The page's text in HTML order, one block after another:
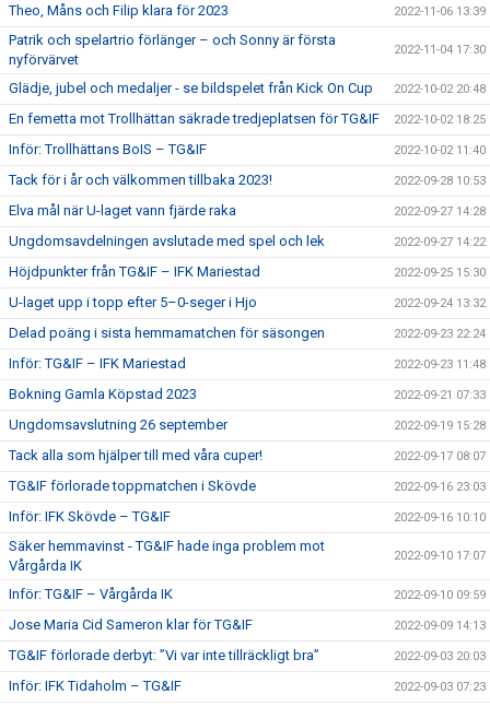
Theo, Måns och Filip klara för 2023 2022-11-06 13:39
Patrik och spelartrio förlänger – och Sonny är första
nyförvärvet
2022-11-04 17:30
Glädje, jubel och medaljer - se bildspelet från Kick On Cup 2022-10-02 20:48
En femetta mot Trollhättan säkrade tredjeplatsen för TG&IF 2022-10-02 18:25
Inför: Trollhättans BoIS – TG&IF 2022-10-02 11:40
Tack för i år och välkommen tillbaka 2023! 2022-09-28 10:53
Elva mål när U-laget vann fjärde raka 2022-09-27 14:28
Ungdomsavdelningen avslutade med spel och lek 2022-09-27 14:22
Höjdpunkter från TG&IF – IFK Mariestad 2022-09-25 15:30
U-laget upp i topp efter 5–0-seger i Hjo 2022-09-24 13:32
Delad poäng i sista hemmamatchen för säsongen 2022-09-23 22:24
Inför: TG&IF – IFK Mariestad 2022-09-23 11:48
Bokning Gamla Köpstad 2023 2022-09-21 07:33
Ungdomsavslutning 26 september 2022-09-19 15:28
Tack alla som hjälper till med våra cuper! 2022-09-17 08:07
TG&IF förlorade toppmatchen i Skövde 2022-09-16 23:03
Inför: IFK Skövde – TG&IF 2022-09-16 10:10
Säker hemmavinst - TG&IF hade inga problem mot
Vårgårda IK
2022-09-10 17:07
Inför: TG&IF – Vårgårda IK 2022-09-10 09:59
Jose Maria Cid Sameron klar för TG&IF 2022-09-09 14:13
TG&IF förlorade derbyt: ”Vi var inte tillräckligt bra” 2022-09-03 20:03
Inför: IFK Tidaholm – TG&IF 2022-09-03 07:23